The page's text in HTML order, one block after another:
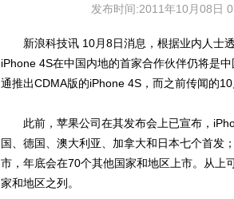
发布时间:2011年10月08日
新浪科技讯 10月8日消息，根据业内人士透
iPhone 4S在中国内地的首家合作伙伴仍将是
通推出CDMA版的iPhone 4S，而之前传闻的
此前，苹果公司在其发布会上已宣布，
国、德国、澳大利亚、加拿大和日本七个首发
市，年底会在70个其他国家和地区上市。从上
家和地区之列。